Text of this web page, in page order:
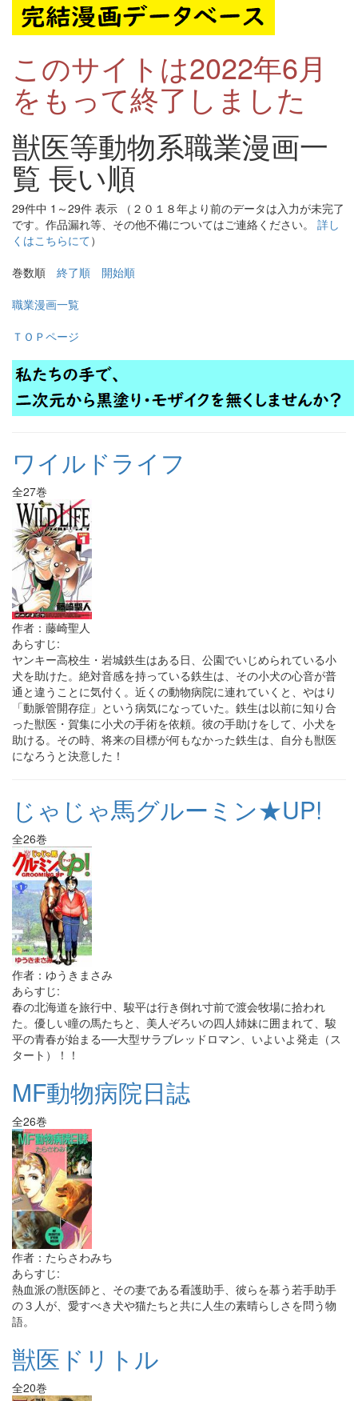
このサイトは2022年6月
をもって終了しました
獣医等動物系職業漫画一
覧 長い順
29件中 1～29件 表示 （２０１８年より前のデータは入力が未完了
です。作品漏れ等、その他不備についてはご連絡ください。 詳し
くはこちらにて）
巻数順 終了順
開始順
職業漫画一覧
ＴＯＰページ
ワイルドライフ
全27巻
作者：藤崎聖人
あらすじ:
ヤンキー高校生・岩城鉄生はある日、公園でいじめられている小
犬を助けた。絶対音感を持っている鉄生は、その小犬の心音が普
通と違うことに気付く。近くの動物病院に連れていくと、やはり
「動脈管開存症」という病気になっていた。鉄生は以前に知り合
った獣医・賀集に小犬の手術を依頼。彼の手助けをして、小犬を
助ける。その時、将来の目標が何もなかった鉄生は、自分も獣医
になろうと決意した！
じゃじゃ馬グルーミン★UP!
全26巻
作者：ゆうきまさみ
あらすじ:
春の北海道を旅行中、駿平は行き倒れ寸前で渡会牧場に拾われ
た。優しい瞳の馬たちと、美人ぞろいの四人姉妹に囲まれて、駿
平の青春が始まる──大型サラブレッドロマン、いよいよ発走（ス
タート）！！
MF動物病院日誌
全26巻
作者：たらさわみち
あらすじ:
熱血派の獣医師と、その妻である看護助手、彼らを慕う若手助手
の３人が、愛すべき犬や猫たちと共に人生の素晴らしさを問う物
語。
獣医ドリトル
全20巻